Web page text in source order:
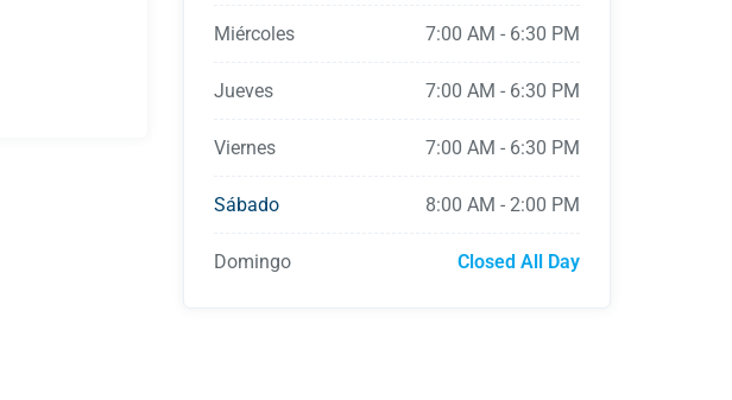
Miércoles 7:00 AM - 6:30 PM
Jueves 7:00 AM - 6:30 PM
Viernes 7:00 AM - 6:30 PM
Sábado 8:00 AM - 2:00 PM
Domingo Closed All Day